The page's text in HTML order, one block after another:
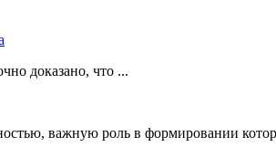
доказано, что ...
важную роль в формировании